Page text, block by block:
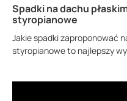
Spadki na dachu
styropianowe
Jakie spadki zaproponować
styropianowe to najlepszy